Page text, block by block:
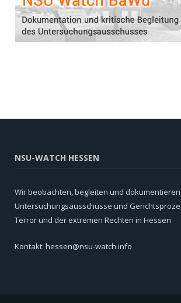
NSU-WATCH HESSEN
Wir beobachten, begleiten und dokumentieren
Untersuchungsausschüsse und
Terror und der extremen Rechten in Hessen
Kontakt: hessen@nsu-watch.info